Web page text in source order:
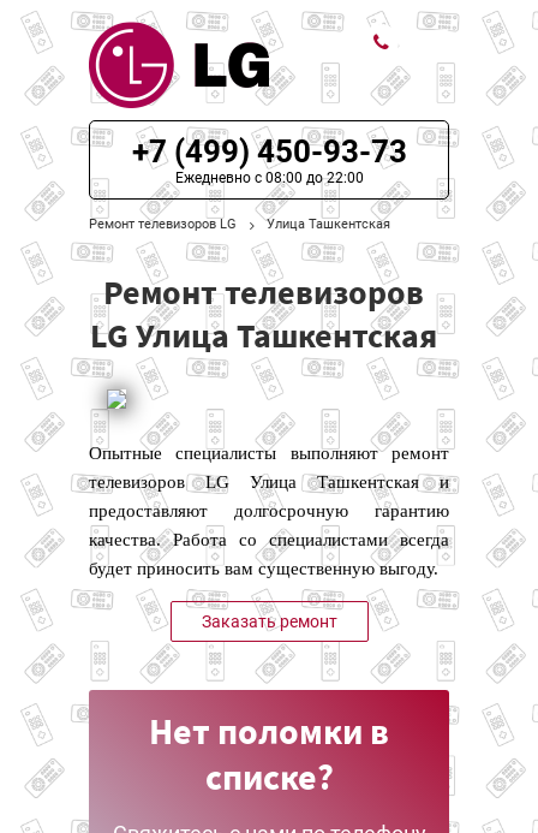
ЦЕНЫ НА РЕМОНТ
О СЕРВИСЕ
МОДЕЛИ LG
НАШИ КОНТАКТЫ
+7 (499) 450-93-73
Ежедневно с 08:00 до 22:00
Ремонт телевизоров LG Улица Ташкентская
Ремонт телевизоров
LG Улица Ташкентская
Опытные специалисты выполняют ремонт
телевизоров LG Улица Ташкентская и
предоставляют долгосрочную гарантию
качества. Работа со специалистами всегда
будет приносить вам существенную выгоду.
Заказать ремонт
Нет поломки в
списке?